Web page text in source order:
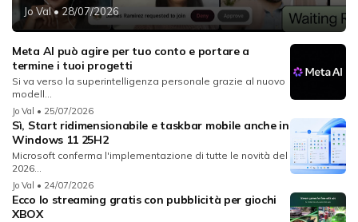
Jo Val• 28/07/2026
Meta AI può agire per tuo conto e portare a
termine i tuoi progetti
Si va verso la superintelligenza personale grazie al nuovo
modell...
Jo Val • 25/07/2026
Sì, Start ridimensionabile e taskbar mobile anche in
Windows 11 25H2
Microsoft conferma l'implementazione di tutte le novità del
2026...
Jo Val • 24/07/2026
Ecco lo streaming gratis con pubblicità per giochi
XBOX